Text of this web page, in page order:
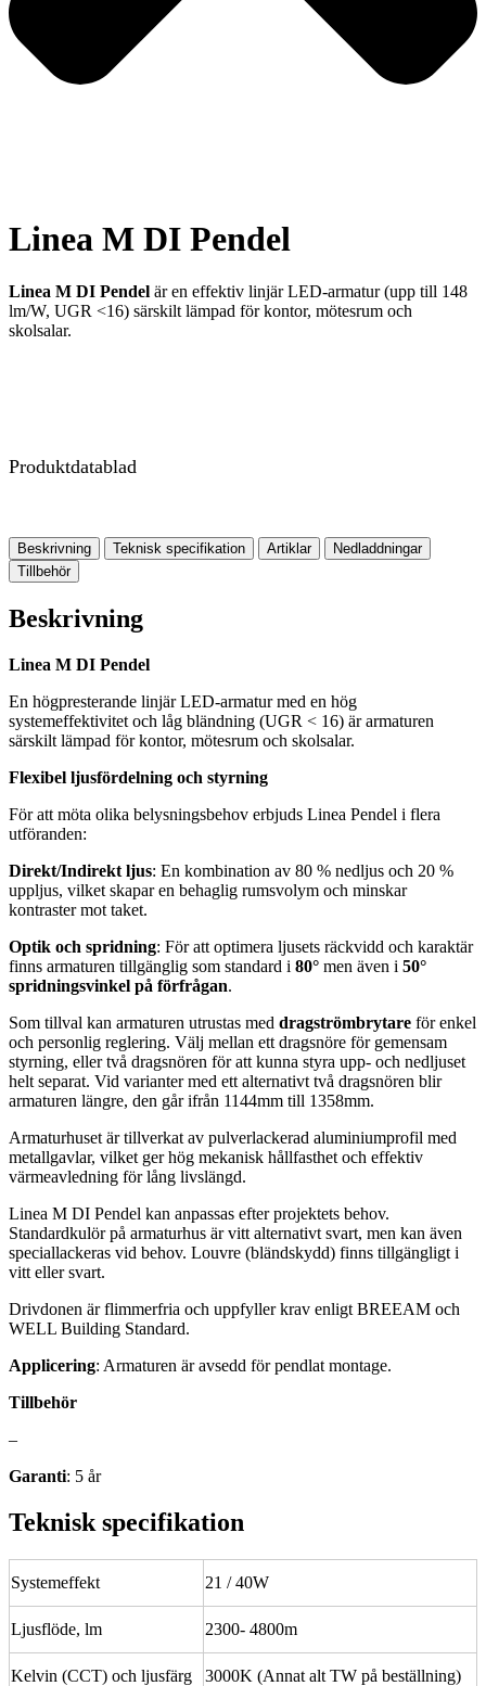
Linea M DI Pendel
Linea M DI Pendel är en effektiv linjär LED-armatur (upp till 148
lm/W, UGR <16) särskilt lämpad för kontor, mötesrum och
skolsalar.
Produktdatablad
Beskrivning Teknisk specifikation Artiklar
Nedladdningar
Tillbehör
Beskrivning
Linea M DI Pendel
En högpresterande linjär LED-armatur med en hög
systemeffektivitet och låg bländning (UGR < 16) är armaturen
särskilt lämpad för kontor, mötesrum och skolsalar.
Flexibel ljusfördelning och styrning
För att möta olika belysningsbehov erbjuds Linea Pendel i flera
utföranden:
Direkt/Indirekt ljus: En kombination av 80 % nedljus och 20 %
uppljus, vilket skapar en behaglig rumsvolym och minskar
kontraster mot taket.
Optik och spridning: För att optimera ljusets räckvidd och karaktär
finns armaturen tillgänglig som standard i 80° men även i 50°
spridningsvinkel på förfrågan.
Som tillval kan armaturen utrustas med dragströmbrytare för enkel
och personlig reglering. Välj mellan ett dragsnöre för gemensam
styrning, eller två dragsnören för att kunna styra upp- och nedljuset
helt separat. Vid varianter med ett alternativt två dragsnören blir
armaturen längre, den går ifrån 1144mm till 1358mm.
Armaturhuset är tillverkat av pulverlackerad aluminiumprofil med
metallgavlar, vilket ger hög mekanisk hållfasthet och effektiv
värmeavledning för lång livslängd.
Linea M DI Pendel kan anpassas efter projektets behov.
Standardkulör på armaturhus är vitt alternativt svart, men kan även
speciallackeras vid behov. Louvre (bländskydd) finns tillgängligt i
vitt eller svart.
Drivdonen är flimmerfria och uppfyller krav enligt BREEAM och
WELL Building Standard.
Applicering: Armaturen är avsedd för pendlat montage.
Tillbehör
–
Garanti: 5 år
Teknisk specifikation
Systemeffekt 21 / 40W
Ljusflöde, lm 2300- 4800m
Kelvin (CCT) och ljusfärg 3000K (Annat alt TW på beställning)